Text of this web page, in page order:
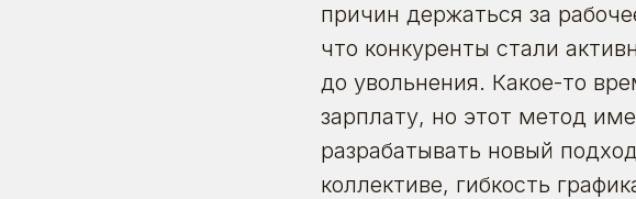
причин держаться за
что конкуренты стали
до увольнения. Какое-то
зарплату, но этот метод
разрабатывать новый
коллективе, гибкость